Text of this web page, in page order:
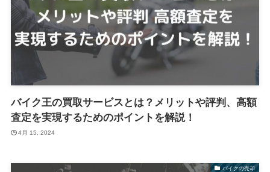
バイク王の買取サービスとは？メリットや評判、高額
査定を実現するためのポイントを解説！
4月 15, 2024
バイクの売却